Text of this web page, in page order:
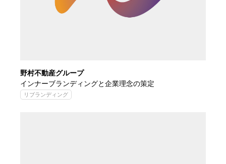
野村不動産グループ
インナーブランディングと企業理念の策定
リブランディング